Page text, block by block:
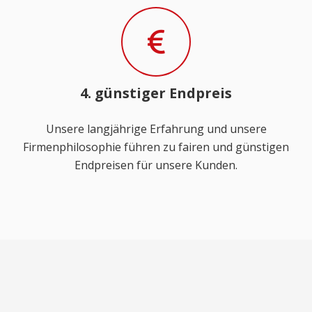
4. günstiger Endpreis
Unsere langjährige Erfahrung und unsere
Firmenphilosophie führen zu fairen und günstigen
Endpreisen für unsere Kunden.